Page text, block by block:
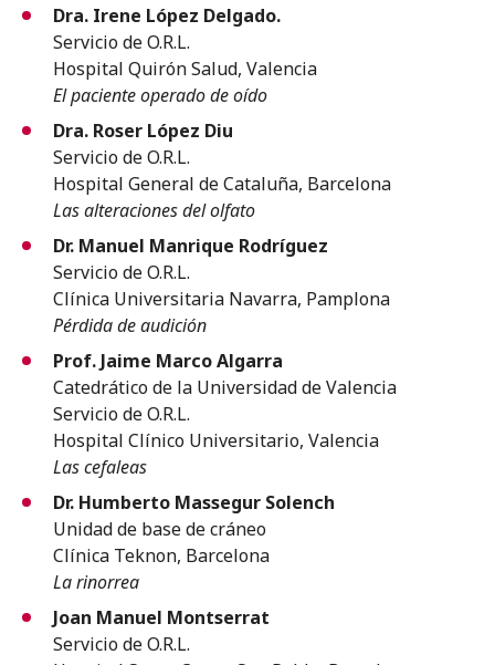
Dra. Irene López Delgado.
Servicio de O.R.L.
Hospital Quirón Salud, Valencia
El paciente operado de oído
Dra. Roser López Diu
Servicio de O.R.L.
Hospital General de Cataluña, Barcelona
Las alteraciones del olfato
Dr. Manuel Manrique Rodríguez
Servicio de O.R.L.
Clínica Universitaria Navarra, Pamplona
Pérdida de audición
Prof. Jaime Marco Algarra
Catedrático de la Universidad de Valencia
Servicio de O.R.L.
Hospital Clínico Universitario, Valencia
Las cefaleas
Dr. Humberto Massegur Solench
Unidad de base de cráneo
Clínica Teknon, Barcelona
La rinorrea
Joan Manuel Montserrat
Servicio de O.R.L.